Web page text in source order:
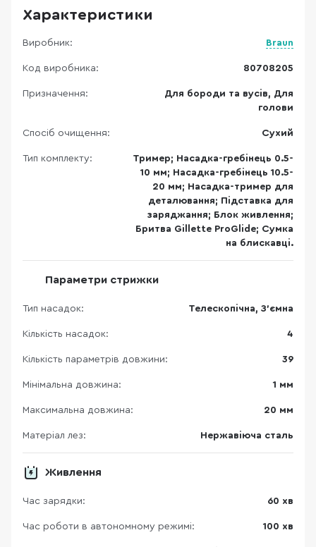
Характеристики
Виробник: Braun
Код виробника: 80708205
Призначення:
Для бороди та вусів, Для
голови
Спосіб очищення: Сухий
Тип комплекту:
Тример; Насадка-гребінець 0.5-
10 мм; Насадка-гребінець 10.5-
20 мм; Насадка-тример для
деталювання; Підставка для
заряджання; Блок живлення;
Бритва Gillette ProGlide; Сумка
на блискавці.
Параметри стрижки
Тип насадок: Телескопічна, З'ємна
Кількість насадок: 4
Кількість параметрів довжини: 39
Мінімальна довжина: 1 мм
Максимальна довжина: 20 мм
Матеріал лез: Нержавіюча сталь
Живлення
Час зарядки: 60 хв
Час роботи в автономному режимі: 100 хв